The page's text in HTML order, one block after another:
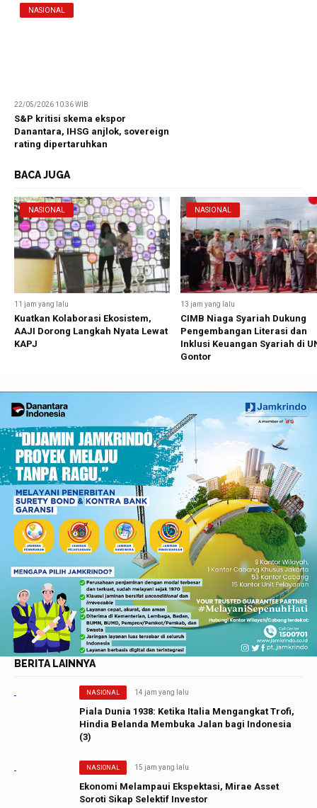
NASIONAL
22/05/2026 10:36 WIB
S&P kritisi skema ekspor
Danantara, IHSG anjlok, sovereign
rating dipertaruhkan
BACA JUGA
NASIONAL
11 jam yang lalu
Kuatkan Kolaborasi Ekosistem,
AAJI Dorong Langkah Nyata Lewat
KAPJ
NASIONAL
13 jam yang lalu
CIMB Niaga Syariah Dukung
Pengembangan Literasi dan
Inklusi Keuangan Syariah di
Gontor
BERITA LAINNYA
NASIONAL 14 jam yang lalu
Piala Dunia 1938: Ketika Italia Mengangkat Trofi,
Hindia Belanda Membuka Jalan bagi Indonesia
(3)
NASIONAL 15 jam yang lalu
Ekonomi Melampaui Ekspektasi, Mirae Asset
Soroti Sikap Selektif Investor